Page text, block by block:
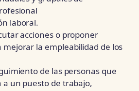
laboral.
acciones o proponer
mejorar la empleabilidad de los
de las personas que
a un puesto de trabajo,